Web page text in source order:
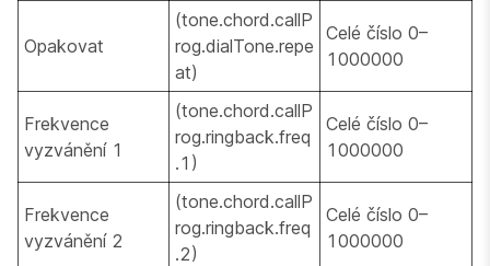
Opakovat
(tone.chord.callP
rog.dialTone.repe
at)
Celé číslo 0–
1000000
Frekvence
vyzvánění 1
(tone.chord.callP
rog.ringback.freq
.1)
Celé číslo 0–
1000000
Frekvence
vyzvánění 2
(tone.chord.callP
rog.ringback.freq
.2)
Celé číslo 0–
1000000